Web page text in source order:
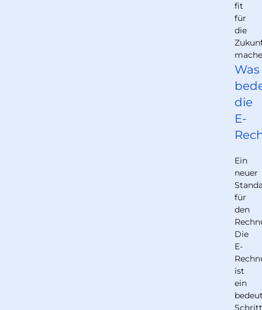
fit
für
die
Was
die
E-
Ein
neuer
für
den
Die
E-
ist
ein